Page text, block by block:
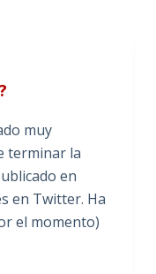
muy
terminar la
en
en Twitter. Ha
el momento)